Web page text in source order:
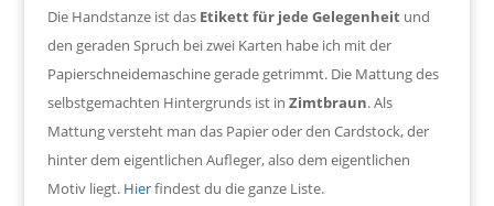
Die Handstanze ist das Etikett für jede Gelegenheitund
den geraden Spruch bei zwei Karten habe ich mit der
Papierschneidemaschine gerade getrimmt. Die Mattung des
selbstgemachten Hintergrunds ist in Zimtbraun. Als
Mattung versteht man das Papier oder den Cardstock, der
hinter dem eigentlichen Aufleger, also dem eigentlichen
Motiv liegt. Hierfindest du die ganze Liste.